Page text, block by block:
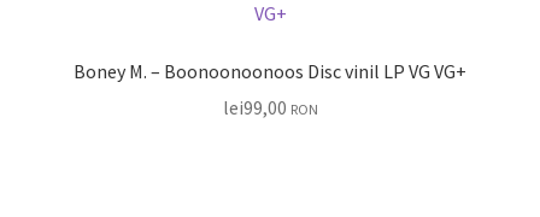
Boney M. – Boonoonoonoos Disc vinil LP VG VG+
lei99,00 RON